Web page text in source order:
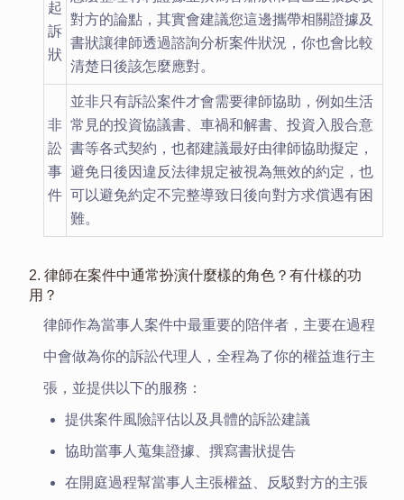
起
訴
狀
對方的論點，其實會建議您這邊攜帶相關證據及
書狀讓律師透過諮詢分析案件狀況，你也會比較
清楚日後該怎麼應對。
非
訟
事
件
並非只有訴訟案件才會需要律師協助，例如生活
常見的投資協議書、車禍和解書、投資入股合意
書等各式契約，也都建議最好由律師協助擬定，
避免日後因違反法律規定被視為無效的約定，也
可以避免約定不完整導致日後向對方求償遇有困
難。
2. 律師在案件中通常扮演什麼樣的角色？有什樣的功
用？
律師作為當事人案件中最重要的陪伴者，主要在過程
中會做為你的訴訟代理人，全程為了你的權益進行主
張，並提供以下的服務：
提供案件風險評估以及具體的訴訟建議
協助當事人蒐集證據、撰寫書狀提告
在開庭過程幫當事人主張權益、反駁對方的主張